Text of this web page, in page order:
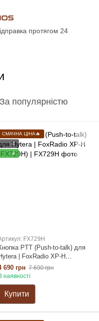
протягом 24
За популярністю
СМАЧНА ЦІНА🔥
4
4
FX729H
PTT (Push-to-talk) для
| FoxRadio XP-H
690 грн 7 690 грн
наявності
Купити